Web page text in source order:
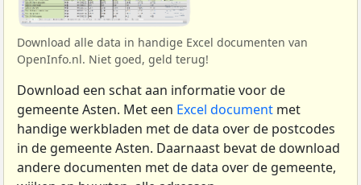
Download alle data in handige Excel documenten van
OpenInfo.nl. Niet goed, geld terug!
Download een schat aan informatie voor de
gemeente Asten. Met een Excel document met
handige werkbladen met de data over de postcodes
in de gemeente Asten. Daarnaast bevat de download
andere documenten met de data over de gemeente,